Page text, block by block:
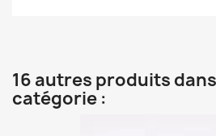
16 autres produits
catégorie :